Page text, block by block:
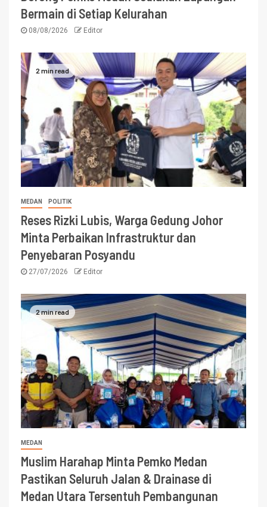
Bermain di Setiap Kelurahan
08/08/2026 Editor
2 min read
MEDAN POLITIK
Reses Rizki Lubis, Warga Gedung Johor
Minta Perbaikan Infrastruktur dan
Penyebaran Posyandu
27/07/2026 Editor
2 min read
MEDAN
Muslim Harahap Minta Pemko Medan
Pastikan Seluruh Jalan & Drainase di
Medan Utara Tersentuh Pembangunan